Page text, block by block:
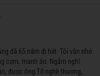
đã 65 năm đi hát. Tôi vẫn nhớ
cơm, manh áo. Ngẫm nghĩ
được ông Tổ nghề thương,